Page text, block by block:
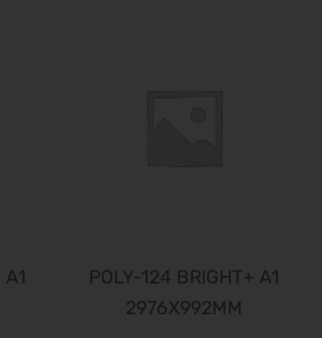
POLY-124 BRIGHT+ A1
2976X992MM